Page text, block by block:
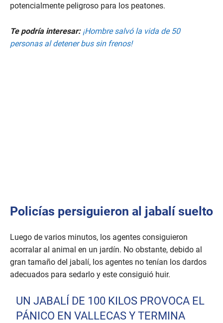
potencialmente peligroso para los peatones.
Te podría interesar: ¡Hombre salvó la vida de 50
personas al detener bus sin frenos!
Policías persiguieron al jabalí suelto
Luego de varios minutos, los agentes consiguieron
acorralar al animal en un jardín. No obstante, debido al
gran tamaño del jabalí, los agentes no tenían los dardos
adecuados para sedarlo y este consiguió huir.
UN JABALÍ DE 100 KILOS PROVOCA EL
PÁNICO EN VALLECAS Y TERMINA